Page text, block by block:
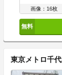
画像：16枚
東京メトロ千